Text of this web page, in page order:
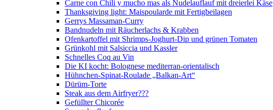
Carne con Chili y mucho mas als Nudelauflauf mit dreierlei Käse
Thanksgiving light: Maispoularde mit Fertigbeilagen
Gerrys Massaman-Curry
Bandnudeln mit Räucherlachs & Krabben
Ofenkartoffel mit Shrimps-Joghurt-Dip und grünen Tomaten
Grünkohl mit Salsiccia und Kassler
Schnelles Coq au Vin
Die KI kocht: Bolognese mediterran-orientalisch
Hühnchen-Spinat-Roulade „Balkan-Art“
Dürüm-Torte
Steak aus dem Airfryer???
Gefüllter Chicorée